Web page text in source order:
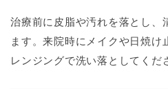
治療前に皮脂や汚れを落とし、
ます。来院時にメイクや日焼け
レンジングで洗い落としてくだ